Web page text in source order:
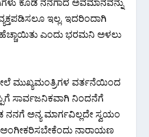
ಇಲ್ಲ. ಇದರಿಂದಾಗಿ
ಎಂದು ಭರಮನಿ ಅಳಲು
ಮುಖ್ಯಮಂತ್ರಿಗಳ ವರ್ತನೆಯಿಂದ
ಸಾರ್ವಜನಿಕವಾಗಿ ನಿಂದನೆಗೆ
ಅನ್ಯ ಮಾರ್ಗವಿಲ್ಲದೇ ಸ್ವಯಂ
ಅಂಗೀಕರಿಸಬೇಕೆಂದು ನಾರಾಯಣ